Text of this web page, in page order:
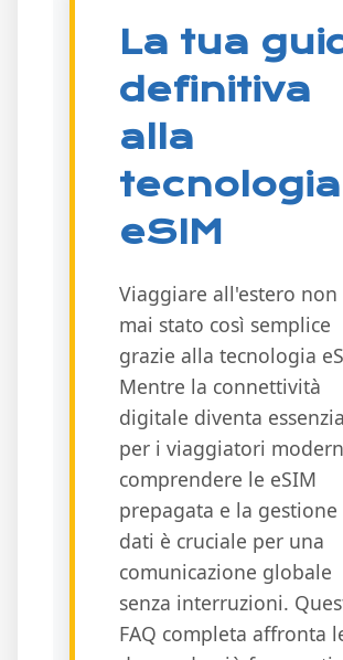
La tua
definitiva
alla
tecnologia
eSIM
Viaggiare all'estero non
mai stato così semplice
grazie alla tecnologia
Mentre la connettività
digitale diventa
per i viaggiatori
comprendere le eSIM
prepagata e la gestione
dati è cruciale per una
comunicazione globale
senza interruzioni.
FAQ completa affronta